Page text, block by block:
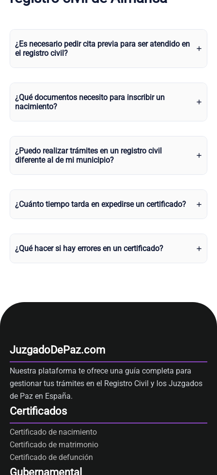
¿Es necesario pedir cita previa para ser atendido en
el registro civil?
¿Qué documentos necesito para inscribir un
nacimiento?
¿Puedo realizar trámites en un registro civil
diferente al de mi municipio?
¿Cuánto tiempo tarda en expedirse un certificado?
¿Qué hacer si hay errores en un certificado?
JuzgadoDePaz.com
Nuestra plataforma te ofrece una guía completa para
gestionar tus trámites en el Registro Civil y los Juzgados
de Paz en España.
Certificados
Certificado de nacimiento
Certificado de matrimonio
Certificado de defunción
Gubernamental